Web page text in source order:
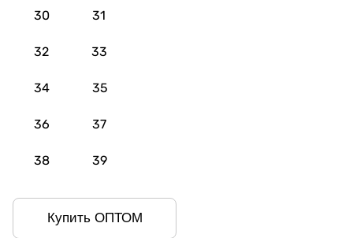
30 31
32 33
34 35
36 37
38 39
Купить ОПТОМ